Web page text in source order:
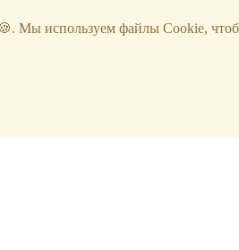
Мы используем файлы Cookie,